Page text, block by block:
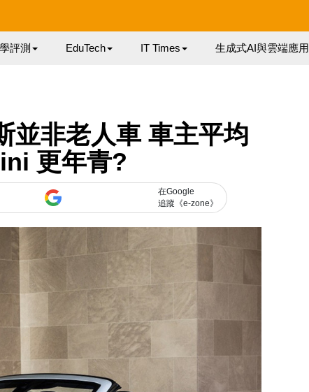
評測 EduTech IT Times 生成式AI與雲端應用
並非老人車 車主平均
更年青?
在Google
追蹤《e-zone》